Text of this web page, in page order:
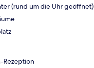
(rund um die Uhr geöffnet)
Rezeption